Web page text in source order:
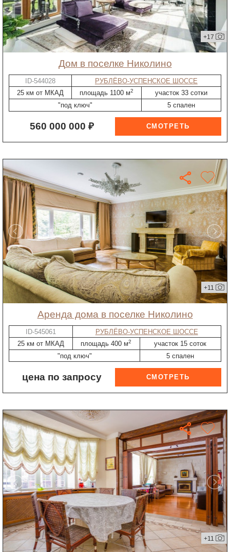
+17
дом в поселке Николино
ID-544028
РУБЛЁВО-УСПЕНСКОЕ ШОССЕ
25 км от МКАД
площадь 1100 м2
участок 33 сотки
"под ключ"
5 спален
560 000 000 ₽
+11
Аренда дома в поселке Николино
ID-545061
РУБЛЁВО-УСПЕНСКОЕ ШОССЕ
25 км от МКАД
площадь 400 м2
участок 15 соток
"под ключ"
5 спален
цена по запросу
+11